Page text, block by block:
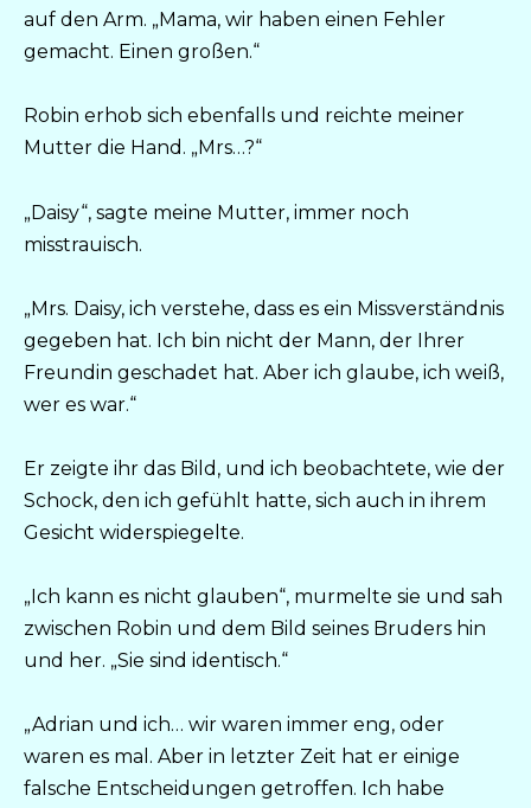
auf den Arm. „Mama, wir haben einen Fehler
gemacht. Einen großen.“
Robin erhob sich ebenfalls und reichte meiner
Mutter die Hand. „Mrs…?“
„Daisy“, sagte meine Mutter, immer noch
misstrauisch.
„Mrs. Daisy, ich verstehe, dass es ein Missverständnis
gegeben hat. Ich bin nicht der Mann, der Ihrer
Freundin geschadet hat. Aber ich glaube, ich weiß,
wer es war.“
Er zeigte ihr das Bild, und ich beobachtete, wie der
Schock, den ich gefühlt hatte, sich auch in ihrem
Gesicht widerspiegelte.
„Ich kann es nicht glauben“, murmelte sie und sah
zwischen Robin und dem Bild seines Bruders hin
und her. „Sie sind identisch.“
„Adrian und ich… wir waren immer eng, oder
waren es mal. Aber in letzter Zeit hat er einige
falsche Entscheidungen getroffen. Ich habe